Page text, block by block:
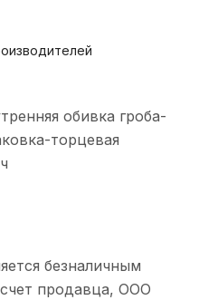
обивка гроба-
торцевая
безналичным
продавца, ООО